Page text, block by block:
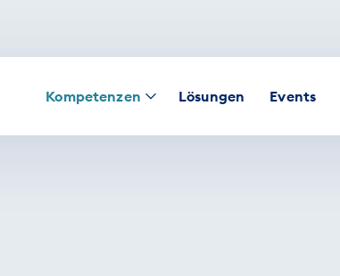
Kompetenzen Lösungen Events